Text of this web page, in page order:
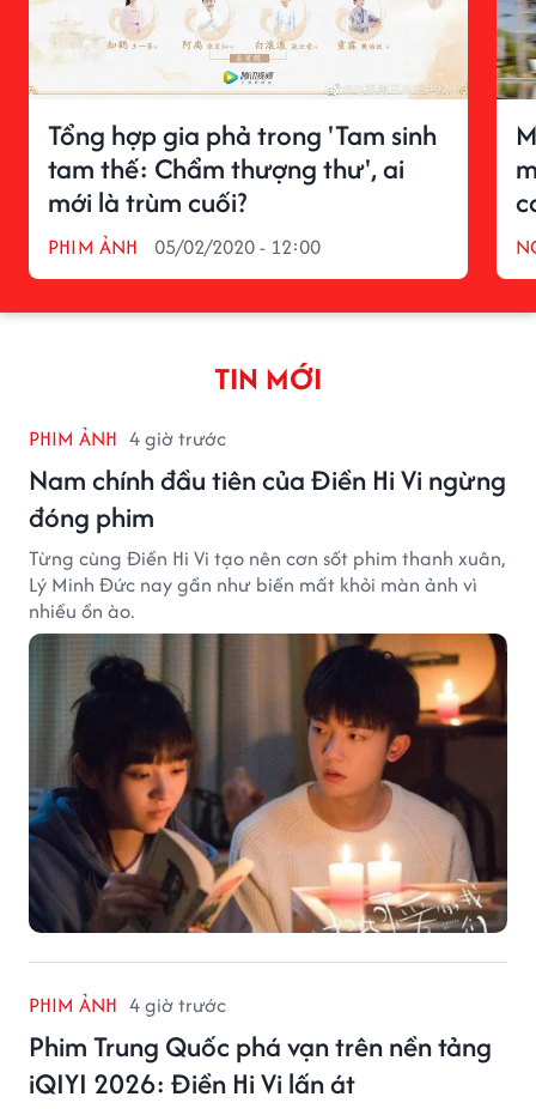
Tổng hợp gia phả trong 'Tam sinh
tam thế: Chẩm thượng thư', ai
mới là trùm cuối?
PHIM ẢNH 05/02/2020 - 12:00
TIN MỚI
PHIM ẢNH 4 giờ trước
Nam chính đầu tiên của Điền Hi Vi ngừng
đóng phim
Từng cùng Điền Hi Vi tạo nên cơn sốt phim thanh xuân,
Lý Minh Đức nay gần như biến mất khỏi màn ảnh vì
nhiều ồn ào.
PHIM ẢNH 4 giờ trước
Phim Trung Quốc phá vạn trên nền tảng
iQIYI 2026: Điền Hi Vi lấn át